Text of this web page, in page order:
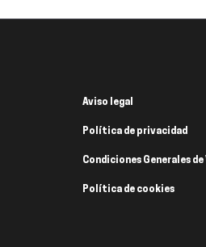
Aviso legal
Política de privacidad
Condiciones Generales de
Política de cookies